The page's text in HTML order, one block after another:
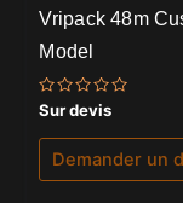
Vripack 48m
Model
Note
0
sur
Sur devis
Demander un